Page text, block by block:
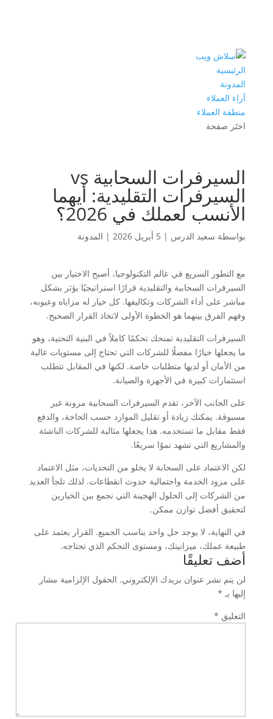
الرئيسية
المدونة
آراء العملاء
منطقة العملاء
اختَر صفحة
السيرفرات السحابية vs
السيرفرات التقليدية: أيهما
الأنسب لعملك في 2026؟
بواسطة سعيد الدرس | 5 أبريل 2026 | المدونة
مع التطور السريع في عالم التكنولوجيا، أصبح الاختيار بين
السيرفرات السحابية والتقليدية قرارًا استراتيجيًا يؤثر بشكل
مباشر على أداء الشركات وتكاليفها. كل خيار له مزاياه وعيوبه،
وفهم الفرق بينهما هو الخطوة الأولى لاتخاذ القرار الصحيح.
السيرفرات التقليدية تمنحك تحكمًا كاملاً في البنية التحتية، وهو
ما يجعلها خيارًا مفضلًا للشركات التي تحتاج إلى مستويات عالية
من الأمان أو لديها متطلبات خاصة. لكنها في المقابل تتطلب
استثمارات كبيرة في الأجهزة والصيانة.
على الجانب الآخر، تقدم السيرفرات السحابية مرونة غير
مسبوقة. يمكنك زيادة أو تقليل الموارد حسب الحاجة، والدفع
فقط مقابل ما تستخدمه. هذا يجعلها مثالية للشركات الناشئة
والمشاريع التي تشهد نموًا سريعًا.
لكن الاعتماد على السحابة لا يخلو من التحديات، مثل الاعتماد
على مزود الخدمة واحتمالية حدوث انقطاعات. لذلك تلجأ العديد
من الشركات إلى الحلول الهجينة التي تجمع بين الخيارين
لتحقيق أفضل توازن ممكن.
في النهاية، لا يوجد حل واحد يناسب الجميع. القرار يعتمد على
طبيعة عملك، ميزانيتك، ومستوى التحكم الذي تحتاجه.
أضف تعليقًا
لن يتم نشر عنوان بريدك الإلكتروني. الحقول الإلزامية مشار
إليها بـ *
التعليق *